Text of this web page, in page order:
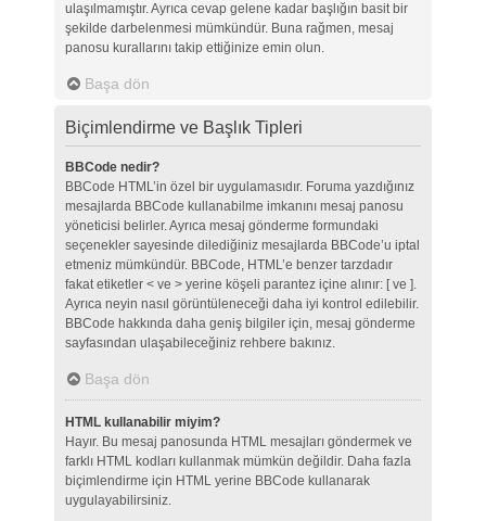
ulaşılmamıştır. Ayrıca cevap gelene kadar başlığın basit bir
şekilde darbelenmesi mümkündür. Buna rağmen, mesaj
panosu kurallarını takip ettiğinize emin olun.
Başa dön
Biçimlendirme ve Başlık Tipleri
BBCode nedir?
BBCode HTML’in özel bir uygulamasıdır. Foruma yazdığınız
mesajlarda BBCode kullanabilme imkanını mesaj panosu
yöneticisi belirler. Ayrıca mesaj gönderme formundaki
seçenekler sayesinde dilediğiniz mesajlarda BBCode’u iptal
etmeniz mümkündür. BBCode, HTML’e benzer tarzdadır
fakat etiketler < ve > yerine köşeli parantez içine alınır: [ ve ].
Ayrıca neyin nasıl görüntüleneceği daha iyi kontrol edilebilir.
BBCode hakkında daha geniş bilgiler için, mesaj gönderme
sayfasından ulaşabileceğiniz rehbere bakınız.
Başa dön
HTML kullanabilir miyim?
Hayır. Bu mesaj panosunda HTML mesajları göndermek ve
farklı HTML kodları kullanmak mümkün değildir. Daha fazla
biçimlendirme için HTML yerine BBCode kullanarak
uygulayabilirsiniz.